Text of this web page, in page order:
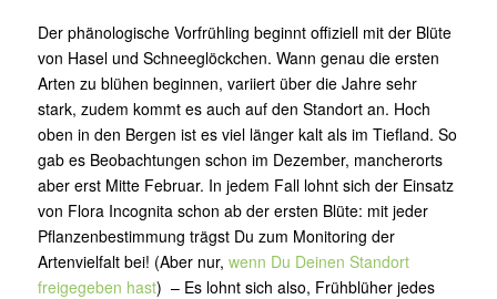
Der phänologische Vorfrühling beginnt offiziell mit der Blüte
von Hasel und Schneeglöckchen. Wann genau die ersten
Arten zu blühen beginnen, variiert über die Jahre sehr
stark, zudem kommt es auch auf den Standort an. Hoch
oben in den Bergen ist es viel länger kalt als im Tiefland. So
gab es Beobachtungen schon im Dezember, mancherorts
aber erst Mitte Februar. In jedem Fall lohnt sich der Einsatz
von Flora Incognita schon ab der ersten Blüte: mit jeder
Pflanzenbestimmung trägst Du zum Monitoring der
Artenvielfalt bei! (Aber nur, wenn Du Deinen Standort
freigegeben hast) – Es lohnt sich also, Frühblüher jedes